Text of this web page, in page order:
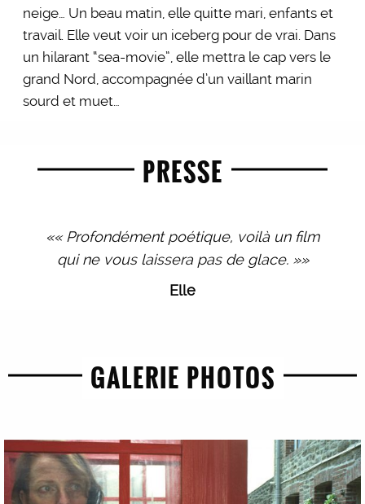
neige… Un beau matin, elle quitte mari, enfants et
travail. Elle veut voir un iceberg pour de vrai. Dans
un hilarant “sea-movie”, elle mettra le cap vers le
grand Nord, accompagnée d’un vaillant marin
sourd et muet…
PRESSE
«« Profondément poétique, voilà un film
qui ne vous laissera pas de glace. »»
Elle
GALERIE PHOTOS